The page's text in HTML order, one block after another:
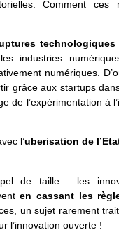
Comment ces
technologiques
industries
numériques.
grâce aux startups
de l’expérimentation à
l’uberisation de
de taille : les
en cassant les
un sujet rarement
l’innovation ouverte !